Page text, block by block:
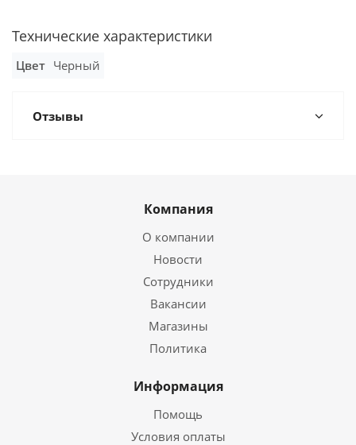
Технические характеристики
Цвет Черный
Отзывы
Компания
О компании
Новости
Сотрудники
Вакансии
Магазины
Политика
Информация
Помощь
Условия оплаты